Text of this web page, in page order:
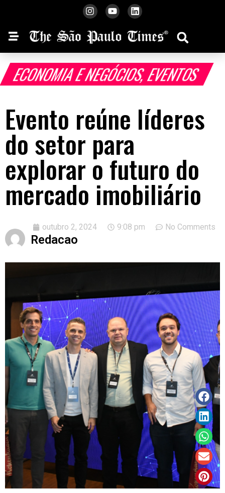
ECONOMIA E NEGÓCIOS
,
EVENTOS
Evento reúne líderes
do setor para
explorar o futuro do
mercado imobiliário
Redacao
outubro 2, 2024 9:08 pm No Comments